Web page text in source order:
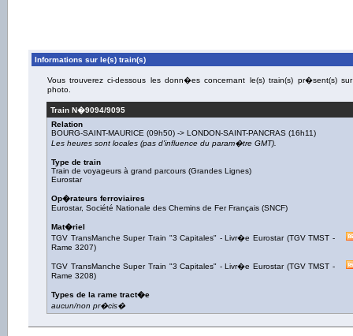
Informations sur le(s) train(s)
Vous trouverez ci-dessous les donn�es concernant le(s) train(s) pr�sent(s)
photo.
Train N�9094/9095
Relation
BOURG-SAINT-MAURICE (09h50) -> LONDON-SAINT-PANCRAS (16h11)
Les heures sont locales (pas d'influence du param�tre GMT).
Type de train
Train de voyageurs à grand parcours (Grandes Lignes)
Eurostar
Op�rateurs ferroviaires
Eurostar, Société Nationale des Chemins de Fer Français (SNCF)
Mat�riel
TGV TransManche Super Train "3 Capitales" -Livr�e Eurostar(TGV TMST -
Rame 3207)
TGV TransManche Super Train "3 Capitales" -Livr�e Eurostar(TGV TMST -
Rame 3208)
Types de la rame tract�e
aucun/non pr�cis�